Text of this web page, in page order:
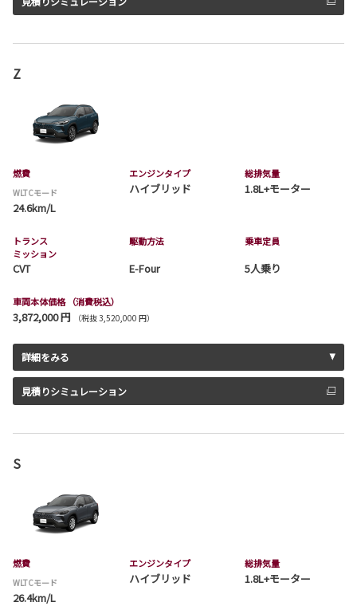
Z
燃費
WLTCモード
24.6km/L
エンジンタイプ
ハイブリッド
総排気量
1.8L+モーター
トランス
ミッション
CVT
駆動方法
E-Four
乗車定員
5人乗り
車両本体価格 （消費税込）
3,872,000 円 （税抜 3,520,000 円）
詳細をみる
見積りシミュレーション
S
燃費
WLTCモード
26.4km/L
エンジンタイプ
ハイブリッド
総排気量
1.8L+モーター